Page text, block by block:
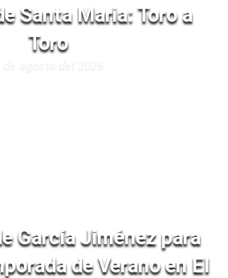
Santa Maria: Toro a
Toro
García Jiménez para
de Verano en El